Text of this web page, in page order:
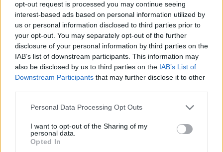
opt-out request is processed you may continue seeing
interest-based ads based on personal information utilized by
us or personal information disclosed to third parties prior to
your opt-out. You may separately opt-out of the further
disclosure of your personal information by third parties on the
IAB’s list of downstream participants. This information may
also be disclosed by us to third parties on the IAB’s List of
Downstream Participants that may further disclose it to other
Personal Data Processing Opt Outs
I want to opt-out of the Sharing of my
personal data.
Opted In
PREVIOUS ARTICLE
Πιερρακάκης από Ουάσιγκτον:
Προχωράμε σε
μεταρρυθμίσεις όχι κάθε μήνα,
αλλά κάθε εβδομάδα
NEXT ARTICLE
EUROBANK - «Generation
Forward»: Μια πρωτοβουλία
για τη νέα γενιά του Private
Banking